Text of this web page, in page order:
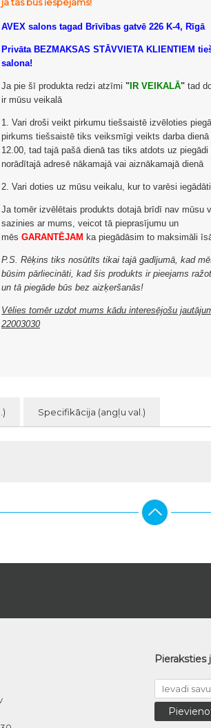
AVEX salons tagad Brīvības gatvē 226 K-4, Rīgā
Privāta BEZMAKSAS STĀVVIETA KLIENTIEM
salona!
Ja pie šī produkta redzi atzīmi " IR VEIKALĀ" tad
ir mūsu veikalā
1. Vari droši veikt pirkumu tiešsaistē izvēloties
pirkums tiešsaistē tiks veiksmīgi veikts darba
12.00, tad tajā pašā dienā tas tiks atdots uz
norādītajā adresē nākamajā vai aiznākamajā dienā
2. Vari doties uz mūsu veikalu, kur to varēsi
Ja tomēr izvēlētais produkts dotajā brīdī nav mūsu
sazinies ar mums, veicot tā pieprasījumu un
mēsGARANTĒJAM ka piegādāsim to maksimāli
P.S. Rēķins tiks nosūtīts tikai tajā gadījumā, kad
būsim pārliecināti, kad šis produkts ir pieejams
un tā piegāde būs bez aizķeršanās!
Vēlies tomēr uzdot mums kādu interesējošu
22003030
Specifikācija (angļu val.)